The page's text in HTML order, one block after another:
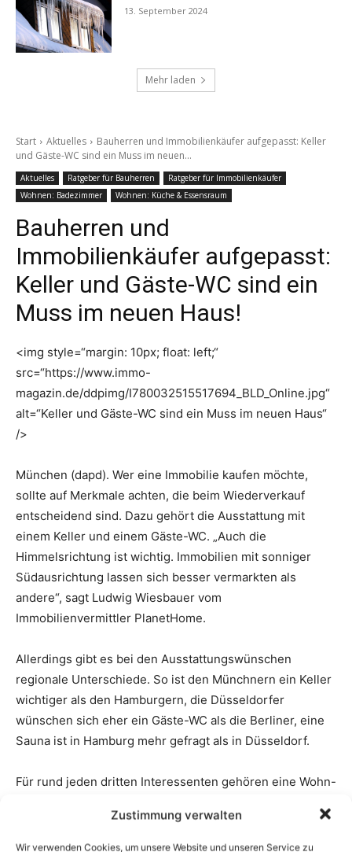
Zustimmung verwalten
Wir verwenden Cookies, um unsere Website und unseren Service zu
13. September 2024
Mehr laden